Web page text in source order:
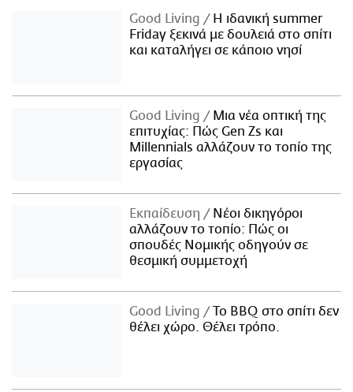
Good Living
Η ιδανική summer
Friday ξεκινά με δουλειά στο σπίτι
και καταλήγει σε κάποιο νησί
Good Living
Μια νέα οπτική της
επιτυχίας: Πώς Gen Zs και
Millennials αλλάζουν το τοπίο της
εργασίας
Εκπαίδευση
Νέοι δικηγόροι
αλλάζουν το τοπίο: Πώς οι
σπουδές Νομικής οδηγούν σε
θεσμική συμμετοχή
Good Living
Το BBQ στο σπίτι δεν
θέλει χώρο. Θέλει τρόπο.